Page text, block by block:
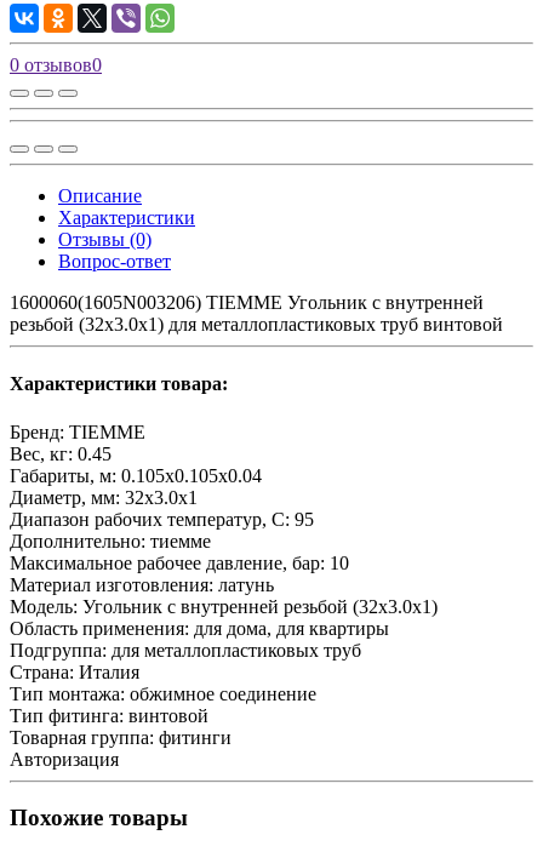
0 отзывов0
Описание
Характеристики
Отзывы (0)
Вопрос-ответ
1600060(1605N003206) TIEMME Угольник с внутренней
резьбой (32х3.0х1) для металлопластиковых труб винтовой
Характеристики товара:
Бренд: TIEMME
Вес, кг: 0.45
Габариты, м: 0.105x0.105x0.04
Диаметр, мм: 32х3.0х1
Диапазон рабочих температур, С: 95
Дополнительно: тиемме
Максимальное рабочее давление, бар: 10
Материал изготовления: латунь
Модель: Угольник с внутренней резьбой (32х3.0х1)
Область применения: для дома, для квартиры
Подгруппа: для металлопластиковых труб
Страна: Италия
Тип монтажа: обжимное соединение
Тип фитинга: винтовой
Товарная группа: фитинги
Авторизация
Похожие товары